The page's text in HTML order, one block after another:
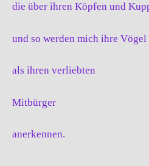
die über ihren Köpfen und
und so werden mich ihre Vögel
als ihren verliebten
Mitbürger
anerkennen.